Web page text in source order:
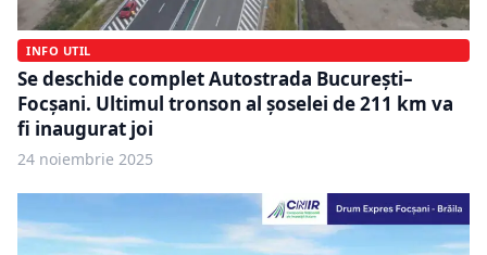
INFO UTIL
Se deschide complet Autostrada București–
Focșani. Ultimul tronson al șoselei de 211 km va
fi inaugurat joi
24 noiembrie 2025